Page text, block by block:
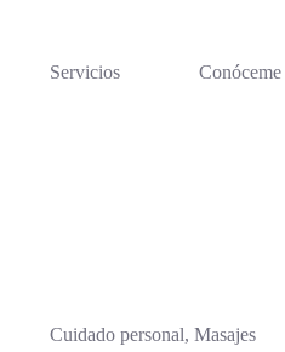
Servicios Conóceme
Cuidado personal,Masajes